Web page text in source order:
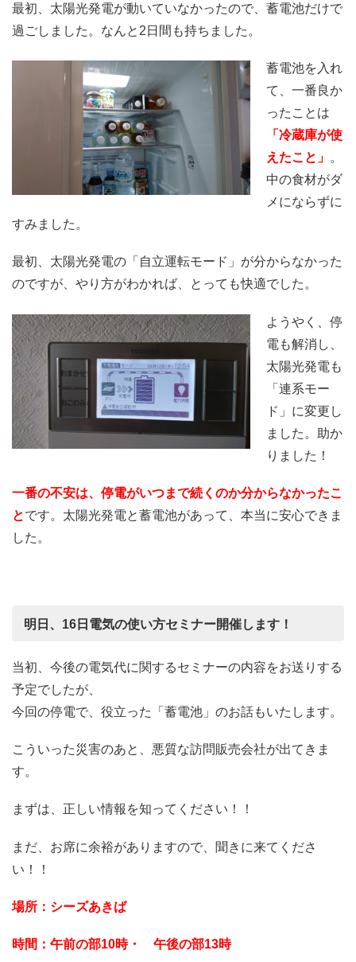
最初、太陽光発電が動いていなかったので、蓄電池だけで
過ごしました。なんと2日間も持ちました。
蓄電池を入れ
て、一番良か
ったことは
「冷蔵庫が使
えたこと」 。
中の食材がダ
メにならずに
すみました。
最初、太陽光発電の「自立運転モード」が分からなかった
のですが、やり方がわかれば、とっても快適でした。
ようやく、停
電も解消し、
太陽光発電も
「連系モー
ド」に変更し
ました。助か
りました！
一番の不安は、停電がいつまで続くのか分からなかったこ
とです。太陽光発電と蓄電池があって、本当に安心できま
した。
明日、16日電気の使い方セミナー開催します！
当初、今後の電気代に関するセミナーの内容をお送りする
予定でしたが、
今回の停電で、役立った「蓄電池」のお話もいたします。
こういった災害のあと、悪質な訪問販売会社が出てきま
す。
まずは、正しい情報を知ってください！！
まだ、お席に余裕がありますので、聞きに来てくださ
い！！
場所：シーズあきば
時間：午前の部10時・ 午後の部13時